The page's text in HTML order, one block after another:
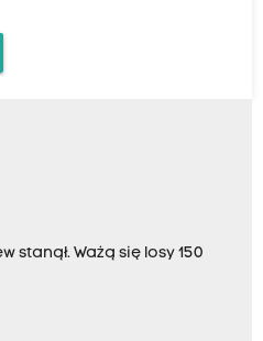
stanął. Ważą się losy 150